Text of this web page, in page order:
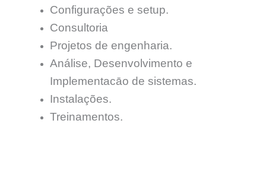
Configurações e setup.
Consultoria
Projetos de engenharia.
Análise, Desenvolvimento e
Implementacāo de sistemas.
Instalações.
Treinamentos.